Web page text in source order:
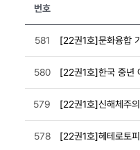
번호
581
580
579
578